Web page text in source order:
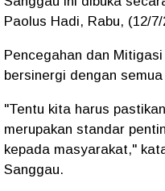
Paolus Hadi, Rabu, (12/7/
Pencegahan dan
bersinergi dengan
"Tentu kita harus
merupakan standar
kepada masyarakat,"
Sanggau.